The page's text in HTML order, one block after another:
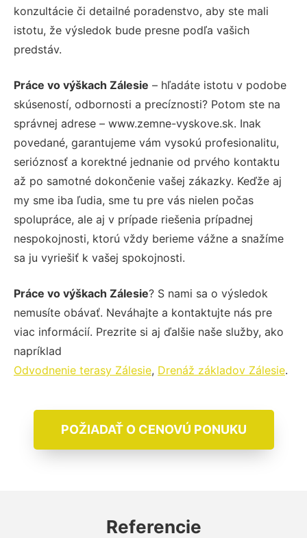
konzultácie či detailné poradenstvo, aby ste mali
istotu, že výsledok bude presne podľa vašich
predstáv.
Práce vo výškach Zálesie – hľadáte istotu v podobe
skúseností, odbornosti a precíznosti? Potom ste na
správnej adrese – www.zemne-vyskove.sk. Inak
povedané, garantujeme vám vysokú profesionalitu,
serióznosť a korektné jednanie od prvého kontaktu
až po samotné dokončenie vašej zákazky. Keďže aj
my sme iba ľudia, sme tu pre vás nielen počas
spolupráce, ale aj v prípade riešenia prípadnej
nespokojnosti, ktorú vždy berieme vážne a snažíme
sa ju vyriešiť k vašej spokojnosti.
Práce vo výškach Zálesie? S nami sa o výsledok
nemusíte obávať. Neváhajte a kontaktujte nás pre
viac informácií. Prezrite si aj ďalšie naše služby, ako
napríklad
Odvodnenie terasy Zálesie, Drenáž základov Zálesie.
POŽIADAŤ O CENOVÚ PONUKU
Referencie